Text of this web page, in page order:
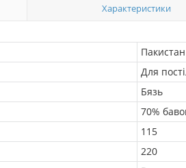
Характеристики
Пакистан
Для
Бязь
70%
115
220